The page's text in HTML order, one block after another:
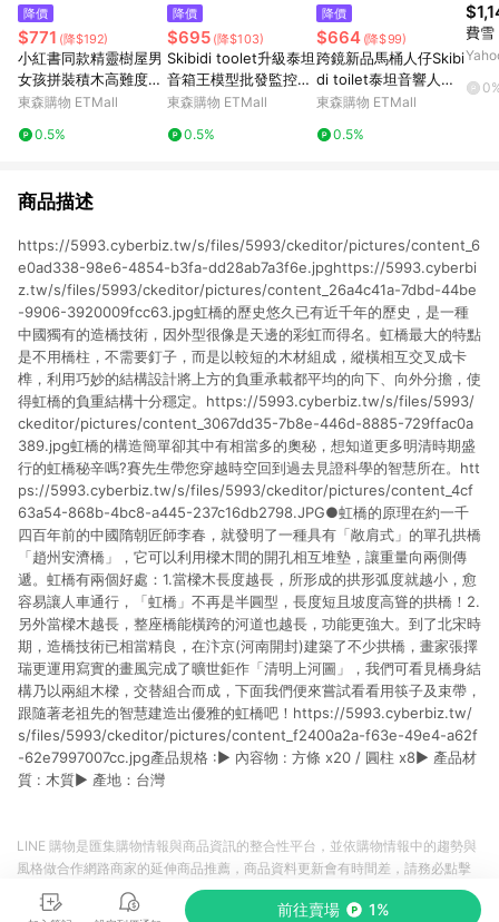
降價
$771 (降$192)
小紅書同款精靈樹屋男
女孩拼裝積木高難度巨
大型積木玩具生日禮物
東森購物 ETMall
0.5%
降價
$695 (降$103)
Skibidi toolet升級泰坦
音箱王模型批發監控人
馬桶人周邊玩具積木
東森購物 ETMall
0.5%
降價
$664 (降$99)
跨鏡新品馬桶人仔Skibi
di toilet泰坦音響人電
視人監控人積木玩具
東森購物 ETMall
0.5%
費雪
商品描述
https://5993.cyberbiz.tw/s/files/5993/ckeditor/pictures/content_6
e0ad338-98e6-4854-b3fa-dd28ab7a3f6e.jpghttps://5993.cyberbi
z.tw/s/files/5993/ckeditor/pictures/content_26a4c41a-7dbd-44be
-9906-3920009fcc63.jpg虹橋的歷史悠久已有近千年的歷史，是一種
中國獨有的造橋技術，因外型很像是天邊的彩虹而得名。虹橋最大的特點
是不用橋柱，不需要釘子，而是以較短的木材組成，縱橫相互交叉成卡
榫，利用巧妙的結構設計將上方的負重承載都平均的向下、向外分擔，使
得虹橋的負重結構十分穩定。https://5993.cyberbiz.tw/s/files/5993/
ckeditor/pictures/content_3067dd35-7b8e-446d-8885-729ffac0a
389.jpg虹橋的構造簡單卻其中有相當多的奧秘，想知道更多明清時期盛
行的虹橋秘辛嗎?賽先生帶您穿越時空回到過去見證科學的智慧所在。htt
ps://5993.cyberbiz.tw/s/files/5993/ckeditor/pictures/content_4cf
63a54-868b-4bc8-a445-237c16db2798.JPG●虹橋的原理在約一千
四百年前的中國隋朝匠師李春，就發明了一種具有「敞肩式」的單孔拱橋
「趙州安濟橋」，它可以利用樑木間的開孔相互堆墊，讓重量向兩側傳
遞。虹橋有兩個好處：1.當樑木長度越長，所形成的拱形弧度就越小，愈
容易讓人車通行，「虹橋」不再是半圓型，長度短且坡度高聳的拱橋！2.
另外當樑木越長，整座橋能橫跨的河道也越長，功能更強大。到了北宋時
期，造橋技術已相當精良，在汴京(河南開封)建築了不少拱橋，畫家張擇
瑞更運用寫實的畫風完成了曠世鉅作「清明上河圖」，我們可看見橋身結
構乃以兩組木樑，交替組合而成，下面我們便來嘗試看看用筷子及束帶，
跟隨著老祖先的智慧建造出優雅的虹橋吧！https://5993.cyberbiz.tw/
s/files/5993/ckeditor/pictures/content_f2400a2a-f63e-49e4-a62f
-62e7997007cc.jpg產品規格 :► 內容物 : 方條 x20 / 圓柱 x8► 產品材
質 : 木質► 產地：台灣
前往賣場 1%
LINE 購物是匯集購物情報與商品資訊的整合性平台，並依購物情報中的趨勢與
風格做合作網路商家的延伸商品推薦，商品資料更新會有時間差，請務必點擊
商品至各合作網路商家，確認現售價與購物條件，一切資訊以合作廠商網頁為
準。